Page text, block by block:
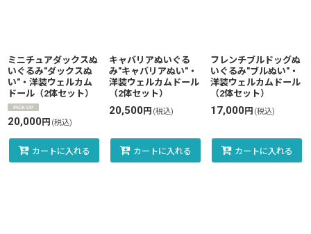
ミニチュアダックスぬ
いぐるみ"ダックスぬ
い"・洋装ウェルカム
ドール（2体セット）
20,000円 (税込)
カートに入れる
キャバリアぬいぐる
み"キャバリアぬい"・
洋装ウェルカムドール
（2体セット）
20,500円 (税込)
カートに入れる
フレンチブルドッグぬ
いぐるみ"ブルぬい"・
洋装ウェルカムドール
（2体セット）
17,000円 (税込)
カートに入れる